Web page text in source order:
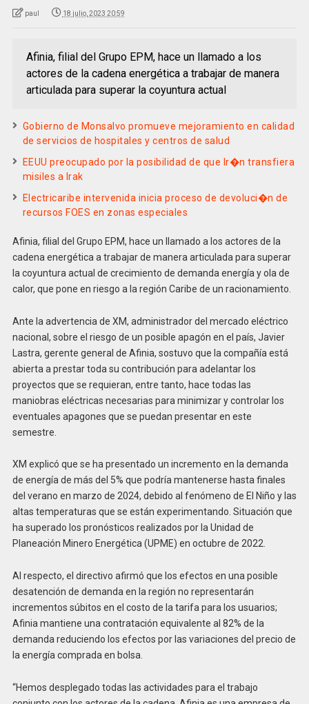
paul 18 julio, 2023 20:59
Afinia, filial del Grupo EPM, hace un llamado a los
actores de la cadena energética a trabajar de manera
articulada para superar la coyuntura actual
Gobierno de Monsalvo promueve mejoramiento en calidad
de servicios de hospitales y centros de salud
EEUU preocupado por la posibilidad de que Ir�n transfiera
misiles a Irak
Electricaribe intervenida inicia proceso de devoluci�n de
recursos FOES en zonas especiales
Afinia, filial del Grupo EPM, hace un llamado a los actores de la
cadena energética a trabajar de manera articulada para superar
la coyuntura actual de crecimiento de demanda energía y ola de
calor, que pone en riesgo a la región Caribe de un racionamiento.
Ante la advertencia de XM, administrador del mercado eléctrico
nacional, sobre el riesgo de un posible apagón en el país, Javier
Lastra, gerente general de Afinia, sostuvo que la compañía está
abierta a prestar toda su contribución para adelantar los
proyectos que se requieran, entre tanto, hace todas las
maniobras eléctricas necesarias para minimizar y controlar los
eventuales apagones que se puedan presentar en este
semestre.
XM explicó que se ha presentado un incremento en la demanda
de energía de más del 5% que podría mantenerse hasta finales
del verano en marzo de 2024, debido al fenómeno de El Niño y las
altas temperaturas que se están experimentando. Situación que
ha superado los pronósticos realizados por la Unidad de
Planeación Minero Energética (UPME) en octubre de 2022.
Al respecto, el directivo afirmó que los efectos en una posible
desatención de demanda en la región no representarán
incrementos súbitos en el costo de la tarifa para los usuarios;
Afinia mantiene una contratación equivalente al 82% de la
demanda reduciendo los efectos por las variaciones del precio de
la energía comprada en bolsa.
“Hemos desplegado todas las actividades para el trabajo